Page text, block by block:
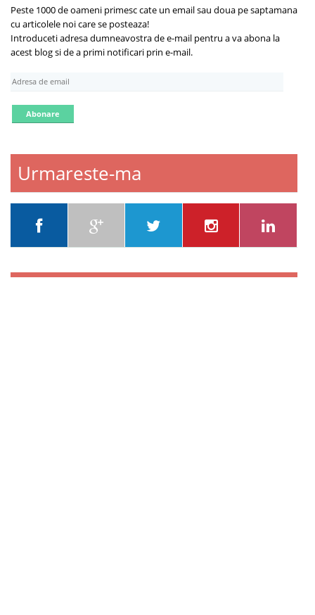
Peste 1000 de oameni primesc cate un email sau doua pe saptamana
cu articolele noi care se posteaza!
Introduceti adresa dumneavostra de e-mail pentru a va abona la
acest blog si de a primi notificari prin e-mail.
A
r
e
e
m
l
Urmareste-ma